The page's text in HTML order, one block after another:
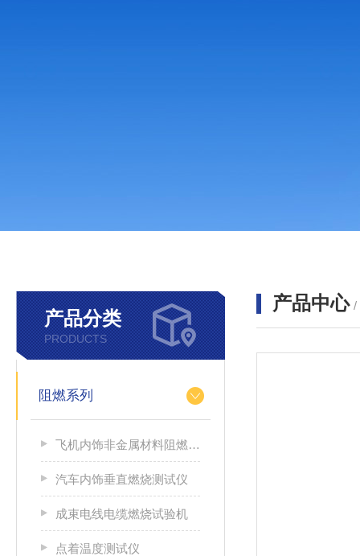
产品分类
PRODUCTS
阻燃系列
飞机内饰非金属材料阻燃性能测试仪
汽车内饰垂直燃烧测试仪
成束电线电缆燃烧试验机
点着温度测试仪
产品中心 /